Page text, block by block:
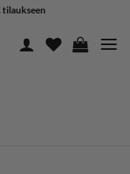
tilaukseen